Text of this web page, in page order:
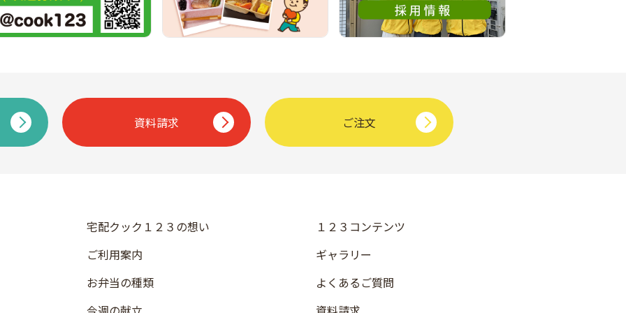
資料請求 ご注文
宅配クック１２３の想い
ご利用案内
お弁当の種類
１２３コンテンツ
ギャラリー
よくあるご質問